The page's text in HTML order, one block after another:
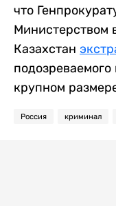
что
Министерством
Казахстан
крупном
Россия криминал